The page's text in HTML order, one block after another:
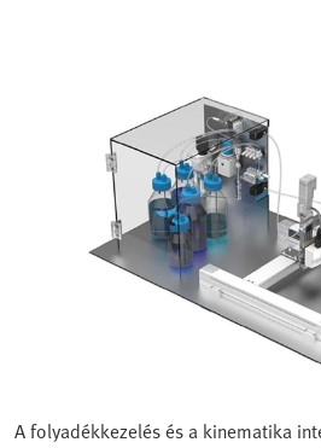
A folyadékkezelés és a kinematika